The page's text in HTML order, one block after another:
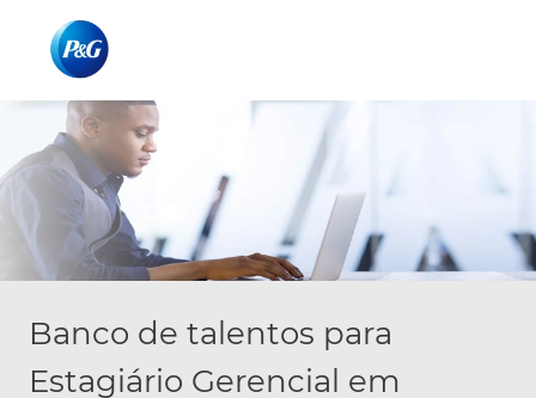
Banco de talentos para
Estagiário Gerencial em